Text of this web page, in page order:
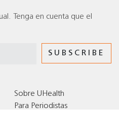
Tenga en cuenta que el
Sobre UHealth
Para Periodistas